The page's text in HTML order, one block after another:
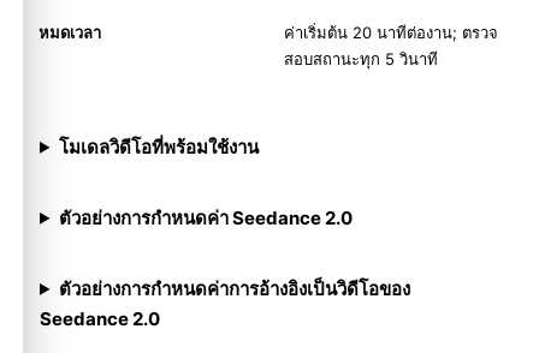
หมดเวลา
ค่าเริ่มต้น 20 นาทีต่องาน; ตรวจ
สอบสถานะทุก 5 วินาที
โมเดลวิดีโอที่พร้อมใช้งาน
ตัวอย่างการกำหนดค่า Seedance 2.0
ตัวอย่างการกำหนดค่าการอ้างอิงเป็นวิดีโอของ
Seedance 2.0